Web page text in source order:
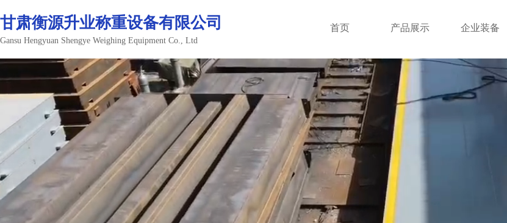
首页
产品展示 企业装备
甘肃衡源升业称重设备有限公司
Gansu Hengyuan Shengye Weighing Equipment Co., Ltd